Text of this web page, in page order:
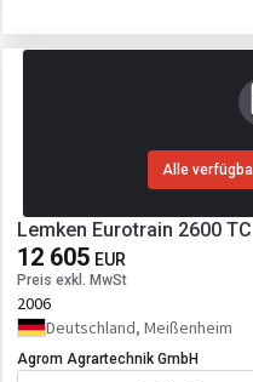
Volumen
Alle
Lemken Eurotrain 2600 TC
12 605 EUR
Preis exkl. MwSt
2006
Deutschland, Meißenheim
Agrom Agrartechnik GmbH